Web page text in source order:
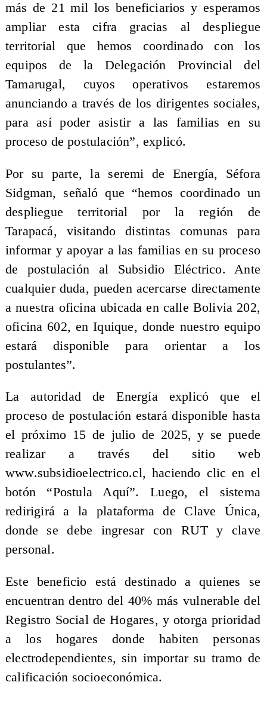
más de 21 mil los beneficiarios y esperamos
ampliar esta cifra gracias al despliegue
territorial que hemos coordinado con los
equipos de la Delegación Provincial del
Tamarugal, cuyos operativos estaremos
anunciando a través de los dirigentes sociales,
para así poder asistir a las familias en su
proceso de postulación”, explicó.
Por su parte, la seremi de Energía, Séfora
Sidgman, señaló que “hemos coordinado un
despliegue territorial por la región de
Tarapacá, visitando distintas comunas para
informar y apoyar a las familias en su proceso
de postulación al Subsidio Eléctrico. Ante
cualquier duda, pueden acercarse directamente
a nuestra oficina ubicada en calle Bolivia 202,
oficina 602, en Iquique, donde nuestro equipo
estará disponible para orientar a los
postulantes”.
La autoridad de Energía explicó que el
proceso de postulación estará disponible hasta
el próximo 15 de julio de 2025, y se puede
realizar a través del sitio web
www.subsidioelectrico.cl, haciendo clic en el
botón “Postula Aquí”. Luego, el sistema
redirigirá a la plataforma de Clave Única,
donde se debe ingresar con RUT y clave
personal.
Este beneficio está destinado a quienes se
encuentran dentro del 40% más vulnerable del
Registro Social de Hogares, y otorga prioridad
a los hogares donde habiten personas
electrodependientes, sin importar su tramo de
calificación socioeconómica.